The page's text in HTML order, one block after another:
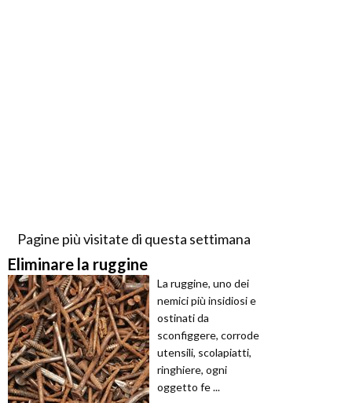
Pagine più visitate di questa settimana
Eliminare la ruggine
La ruggine, uno dei
nemici più insidiosi e
ostinati da
sconfiggere, corrode
utensili, scolapiatti,
ringhiere, ogni
oggetto fe ...